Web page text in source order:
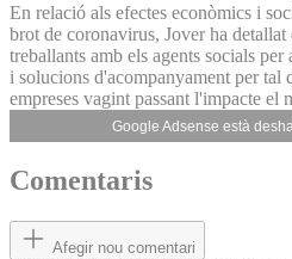
En relació als efectes econòmics i
brot de coronavirus, Jover ha
treballants amb els agents socials
i solucions d'acompanyament per tal
empreses vagint passant l'impacte el
Google Adsense està
Comentaris
Afegir nou comentari